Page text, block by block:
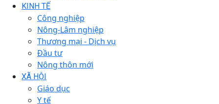
KINH TẾ
Công nghiệp
Nông-Lâm nghiệp
Thương mại - Dịch vụ
Đầu tư
Nông thôn mới
XÃ HỘI
Giáo dục
Y tế